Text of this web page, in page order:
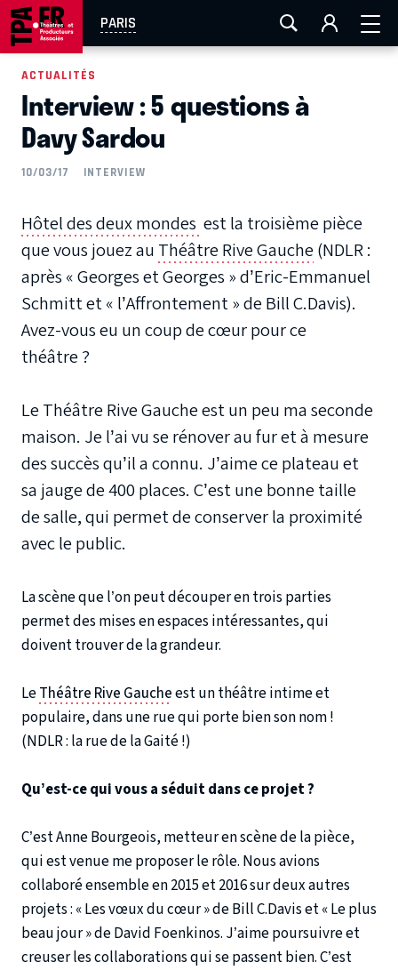
PARIS
AIX-MARSEILLE LA ROCHELLE
EN TOURNÉE
ACTUALITÉS
Interview : 5 questions à
Davy Sardou
10/03/17 INTERVIEW
Hôtel des deux mondes est la troisième pièce
que vous jouez au Théâtre Rive Gauche(NDLR :
après « Georges et Georges » d’Eric-Emmanuel
Schmitt et « l’Affrontement » de Bill C.Davis).
Avez-vous eu un coup de cœur pour ce
théâtre ?
Le Théâtre Rive Gauche est un peu ma seconde
maison. Je l’ai vu se rénover au fur et à mesure
des succès qu’il a connu. J’aime ce plateau et
sa jauge de 400 places. C’est une bonne taille
de salle, qui permet de conserver la proximité
avec le public.
La scène que l’on peut découper en trois parties
permet des mises en espaces intéressantes, qui
doivent trouver de la grandeur.
LeThéâtre Rive Gaucheest un théâtre intime et
populaire, dans une rue qui porte bien son nom !
(NDLR : la rue de la Gaité !)
Qu’est-ce qui vous a séduit dans ce projet ?
C’est Anne Bourgeois, metteur en scène de la pièce,
qui est venue me proposer le rôle. Nous avions
collaboré ensemble en 2015 et 2016 sur deux autres
projets : « Les vœux du cœur » de Bill C.Davis et « Le plus
beau jour » de David Foenkinos. J’aime poursuivre et
creuser les collaborations qui se passent bien. C’est